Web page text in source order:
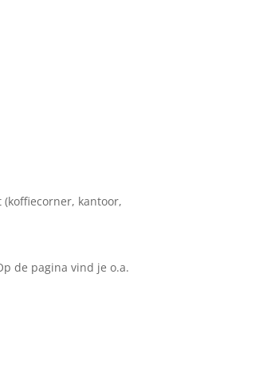
kantoor,
de pagina vind je o.a.